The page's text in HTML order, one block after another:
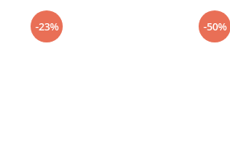
-23% -50%